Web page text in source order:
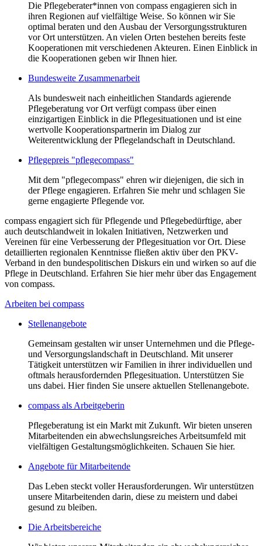
Die Pflegeberater*innen von compass engagieren sich in
ihren Regionen auf vielfältige Weise. So können wir Sie
optimal beraten und den Ausbau der Versorgungsstrukturen
vor Ort unterstützen. An vielen Orten bestehen bereits feste
Kooperationen mit verschiedenen Akteuren. Einen Einblick in
die Kooperationen geben wir Ihnen hier.
Bundesweite Zusammenarbeit
Als bundesweit nach einheitlichen Standards agierende
Pflegeberatung vor Ort verfügt compass über einen
einzigartigen Einblick in die Pflegesituationen und ist eine
wertvolle Kooperationspartnerin im Dialog zur
Weiterentwicklung der Pflegelandschaft in Deutschland.
Pflegepreis "pflegecompass"
Mit dem "pflegecompass" ehren wir diejenigen, die sich in
der Pflege engagieren. Erfahren Sie mehr und schlagen Sie
gerne engagierte Pflegende vor.
compass engagiert sich für Pflegende und Pflegebedürftige, aber
auch deutschlandweit in lokalen Initiativen, Netzwerken und
Vereinen für eine Verbesserung der Pflegesituation vor Ort. Diese
detaillierten regionalen Kenntnisse fließen aktiv über den PKV-
Verband in den bundespolitischen Diskurs ein und wirken so auf die
Pflege in Deutschland. Erfahren Sie hier mehr über das Engagement
von compass.
Arbeiten bei compass
Stellenangebote
Gemeinsam gestalten wir unser Unternehmen und die Pflege-
und Versorgungslandschaft in Deutschland. Mit unserer
Tätigkeit unterstützen wir Familien in ihrer individuellen und
oftmals herausfordernden Pflegesituation. Unterstützen Sie
uns dabei. Hier finden Sie unsere aktuellen Stellenangebote.
compass als Arbeitgeberin
Pflegeberatung ist ein Markt mit Zukunft. Wir bieten unseren
Mitarbeitenden ein abwechslungsreiches Arbeitsumfeld mit
vielfältigen Gestaltungsmöglichkeiten. Schauen Sie hier.
Angebote für Mitarbeitende
Das Leben steckt voller Herausforderungen. Wir unterstützen
unsere Mitarbeitenden darin, diese zu meistern und dabei
gesund zu bleiben.
Die Arbeitsbereiche